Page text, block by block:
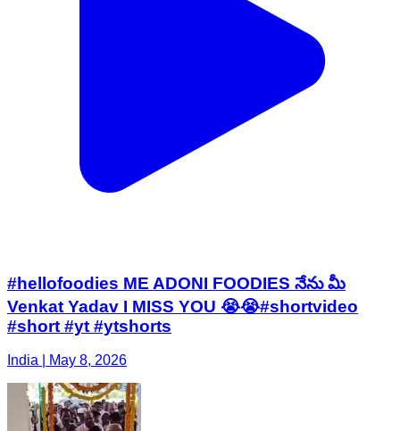
#hellofoodies ME ADONI FOODIES నేను మీ
Venkat Yadav I MISS YOU 😭😭#shortvideo
#short #yt #ytshorts
India | May 8, 2026